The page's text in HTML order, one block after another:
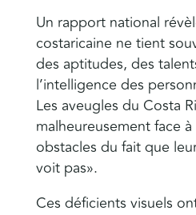
Un rapport national
costaricaine ne tient
des aptitudes, des
l’intelligence des
Les aveugles du Costa
malheureusement face
obstacles du fait que
voit pas».
Ces déficients visuels